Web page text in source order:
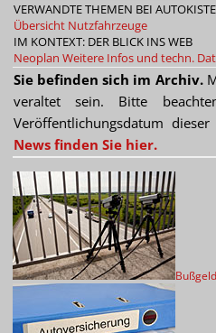
VERWANDTE THEMEN BEI AUTOKISTE
Übersicht Nutzfahrzeuge
IM KONTEXT: DER BLICK INS WEB
Neoplan Weitere Infos und techn.
Sie befinden sich im Archiv.
veraltet sein. Bitte
Veröffentlichungsdatum
News finden Sie hier.